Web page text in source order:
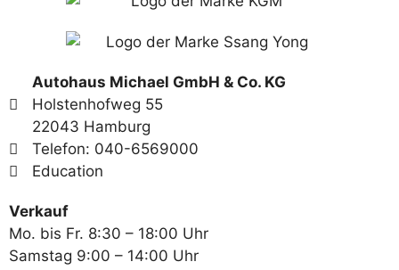
Autohaus Michael GmbH & Co. KG
Holstenhofweg 55
22043 Hamburg
Telefon: 040-6569000
Education
Verkauf
Mo. bis Fr. 8:30 – 18:00 Uhr
Samstag 9:00 – 14:00 Uhr